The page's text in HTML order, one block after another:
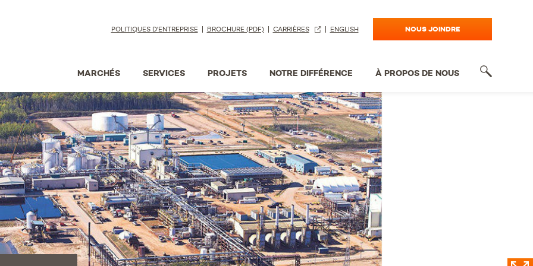
NOUS JOINDRE
POLITIQUES D'ENTREPRISE BROCHURE (PDF) CARRIÈRES ENGLISH
MARCHÉS SERVICES PROJETS NOTRE DIFFÉRENCE À PROPOS DE NOUS